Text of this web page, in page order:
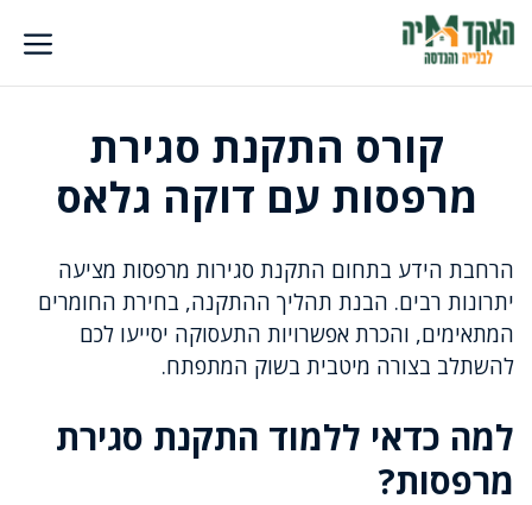
לדלג
לתוכן
קורס התקנת סגירת
מרפסות עם דוקה גלאס
הרחבת הידע בתחום התקנת סגירות מרפסות מציעה
יתרונות רבים. הבנת תהליך ההתקנה, בחירת החומרים
המתאימים, והכרת אפשרויות התעסוקה יסייעו לכם
להשתלב בצורה מיטבית בשוק המתפתח.
למה כדאי ללמוד התקנת סגירת
מרפסות?